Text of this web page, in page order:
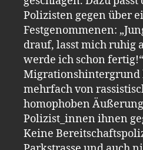
Polizisten gegen über
Festgenommenen:
drauf, lasst mich ruhig
werde ich schon
Migrationshintergrund
mehrfach von
homophoben
Polizist_innen ihnen
Keine